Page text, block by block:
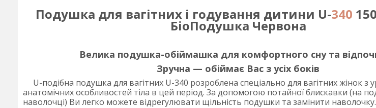
Подушка для вагітних і годування дитини U-340
БіоПодушка Червона
Велика подушка-обіймашка для комфортного сну та
Зручна — обіймає Вас з усіх боків
U-подібна подушка для вагітних U-340 розроблена спеціально для вагітних жінок з
анатомічних особливостей тіла в цей період. За допомогою потайної блискавки (на
наволочці) Ви легко можете відрегулювати щільність подушки та замінити наволочку.